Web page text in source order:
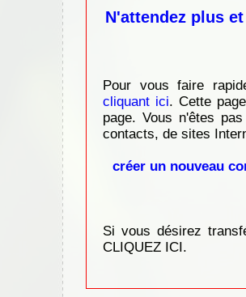
N'attendez plus
Pour vous faire
cliquant ici. Cette
page. Vous n'êtes
contacts, de sites
créer un nouveau
Si vous désirez
CLIQUEZ ICI.